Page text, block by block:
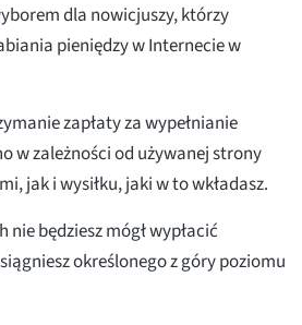
dla nowicjuszy, którzy
pieniędzy w Internecie w
zapłaty za wypełnianie
w zależności od używanej strony
jak i wysiłku, jaki w to wkładasz.
będziesz mógł wypłacić
określonego z góry poziomu